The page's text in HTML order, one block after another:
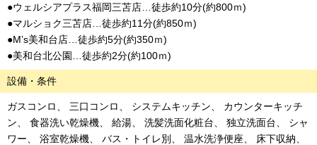
●ウェルシアプラス福岡三苫店…徒歩約10分(約800ｍ)
●マルショク三苫店…徒歩約11分(約850ｍ)
●M’s美和台店…徒歩約5分(約350ｍ)
●美和台北公園…徒歩約2分(約100ｍ)
設備・条件
ガスコンロ 三口コンロ システムキッチン
カウンターキッチ
ン
食器洗い乾燥機 給湯 洗髪洗面化粧台 独立洗面台
シャ
ワー
浴室乾燥機 バス・トイレ別 温水洗浄便座
床下収納